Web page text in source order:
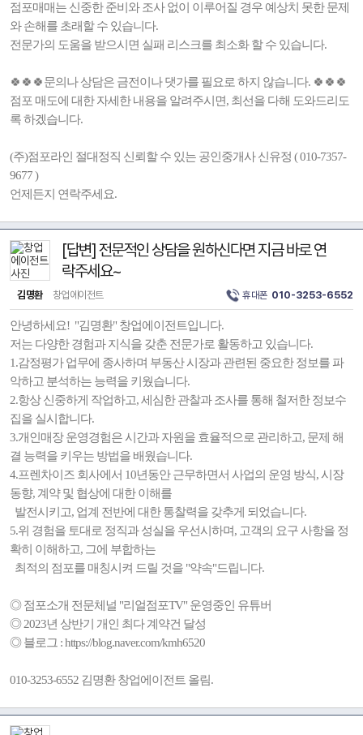
점포매매는 신중한 준비와 조사 없이 이루어질 경우 예상치 못한 문제
와 손해를 초래할 수 있습니다.
전문가의 도움을 받으시면 실패 리스크를 최소화 할 수 있습니다.
🍀🍀🍀문의나 상담은 금전이나 댓가를 필요로 하지 않습니다. 🍀🍀🍀
점포 매도에 대한 자세한 내용을 알려주시면, 최선을 다해 도와드리도
록 하겠습니다.
(주)점포라인 절대정직 신뢰할 수 있는 공인중개사 신유정 ( 010-7357-
9677 )
언제든지 연락주세요.
[답변] 전문적인 상담을 원하신다면 지금 바로 연
락주세요~
김명환 창업에이전트 휴대폰 010-3253-6552
안녕하세요! "김명환" 창업에이전트입니다.
저는 다양한 경험과 지식을 갖춘 전문가로 활동하고 있습니다.
1.감정평가 업무에 종사하며 부동산 시장과 관련된 중요한 정보를 파
악하고 분석하는 능력을 키웠습니다.
2.항상 신중하게 작업하고, 세심한 관찰과 조사를 통해 철저한 정보수
집을 실시합니다.
3.개인매장 운영경험은 시간과 자원을 효율적으로 관리하고, 문제 해
결 능력을 키우는 방법을 배웠습니다.
4.프렌차이즈 회사에서 10년동안 근무하면서 사업의 운영 방식, 시장
동향, 계약 및 협상에 대한 이해를
발전시키고, 업계 전반에 대한 통찰력을 갖추게 되었습니다.
5.위 경험을 토대로 정직과 성실을 우선시하며, 고객의 요구 사항을 정
확히 이해하고, 그에 부합하는
최적의 점포를 매칭시켜 드릴 것을 "약속"드립니다.
◎ 점포소개 전문체널 "리얼점포TV" 운영중인 유튜버
◎ 2023년 상반기 개인 최다 계약건 달성
◎ 블로그 : https://blog.naver.com/kmh6520
010-3253-6552 김명환 창업에이전트 올림.